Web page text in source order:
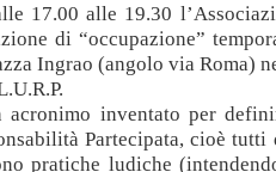
17.00 alle 19.30
di “occupazione”
Ingrao (angolo via Roma)
acronimo inventato per
Partecipata, cioè tutti
pratiche ludiche